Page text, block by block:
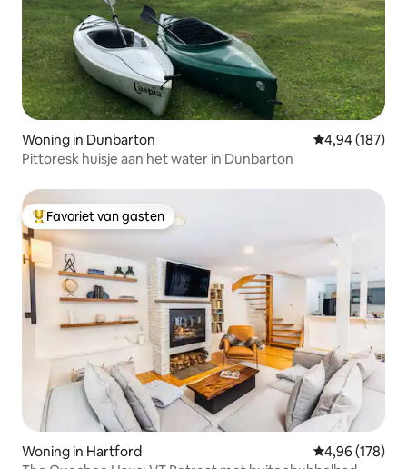
Woning in Dunbarton Gemiddelde
4,94 (187)
Pittoresk huisje aan het water in Dunbarton
Topfavoriet van gasten
Favoriet van gasten
Woning in Hartford Gemiddelde
4,96 (178)